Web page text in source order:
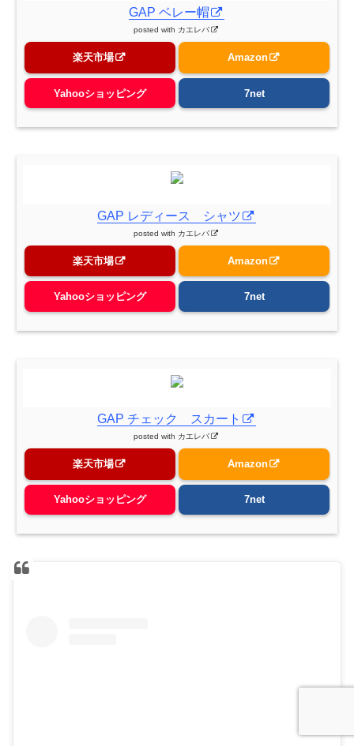
GAP ベレー帽
posted with カエレバ
楽天市場 Amazon
Yahooショッピング 7net
GAP レディース シャツ
posted with カエレバ
楽天市場 Amazon
Yahooショッピング 7net
GAP チェック スカート
posted with カエレバ
楽天市場 Amazon
Yahooショッピング 7net